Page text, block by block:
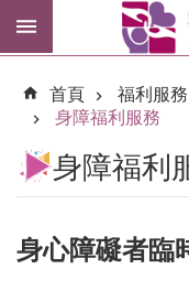
跳到主要內容區塊
紓
市
民
首頁 福利服務
身障福利服務
身障福利
身心障礙者臨